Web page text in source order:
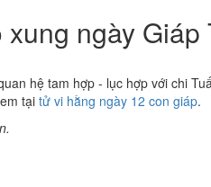
ngày Giáp
hệ tam hợp - lục hợp với chi
tại tử vi hằng ngày 12 con giáp.